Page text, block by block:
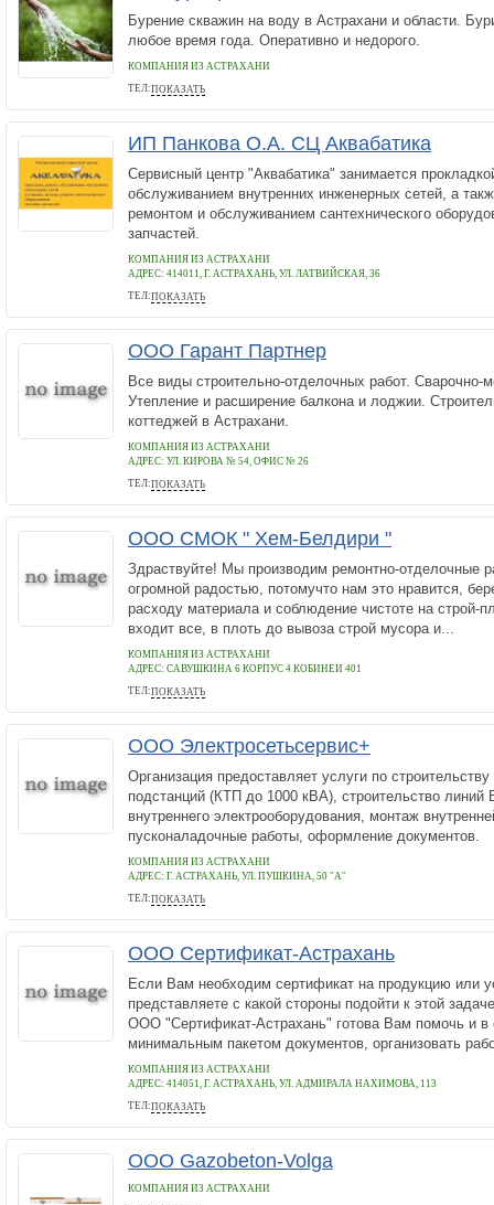
Бурение скважин на воду в Астрахани и области.
любое время года. Оперативно и недорого.
КОМПАНИЯ ИЗ АСТРАХАНИ
ТЕЛ:ПОКАЗАТЬ
89036814656
ИП Панкова О.А. СЦ Аквабатика
Сервисный центр "Аквабатика" занимается
обслуживанием внутренних инженерных сетей, а
ремонтом и обслуживанием сантехнического
запчастей.
КОМПАНИЯ ИЗ АСТРАХАНИ
АДРЕС: 414011, Г. АСТРАХАНЬ, УЛ. ЛАТВИЙСКАЯ, 36
ТЕЛ:ПОКАЗАТЬ
+7-977-496-33-09
ООО Гарант Партнер
Все виды строительно-отделочных работ. Сварочно-
Утепление и расширение балкона и лоджии.
коттеджей в Астрахани.
КОМПАНИЯ ИЗ АСТРАХАНИ
АДРЕС: УЛ. КИРОВА № 54, ОФИС № 26
ТЕЛ:ПОКАЗАТЬ
+7 9086101952
ООО СМОК " Хем-Белдири "
Здраствуйте! Мы производим ремонтно-отделочные
огромной радостью, потомучто нам это нравится,
расходу материала и соблюдение чистоте на строй-
входит все, в плоть до вывоза строй мусора и...
КОМПАНИЯ ИЗ АСТРАХАНИ
АДРЕС: САВУШКИНА 6 КОРПУС 4 КОБИНЕИ 401
ТЕЛ:ПОКАЗАТЬ
89608611149
ООО Электросетьсервис+
Организация предоставляет услуги по
подстанций (КТП до 1000 кВА), строительство
внутреннего электрооборудования, монтаж
пусконаладочные работы, оформление документов.
КОМПАНИЯ ИЗ АСТРАХАНИ
АДРЕС: Г. АСТРАХАНЬ, УЛ. ПУШКИНА, 50 "А"
ТЕЛ:ПОКАЗАТЬ
8-937-125-95-48
ООО Сертификат-Астрахань
Если Вам необходим сертификат на продукцию или
представляете с какой стороны подойти к этой
ООО "Сертификат-Астрахань" готова Вам помочь и в
минимальным пакетом документов, организовать
КОМПАНИЯ ИЗ АСТРАХАНИ
АДРЕС: 414051, Г. АСТРАХАНЬ, УЛ. АДМИРАЛА НАХИМОВА, 113
ТЕЛ:ПОКАЗАТЬ
+7 (904) 448-03-78
ООО Gazobeton-Volga
КОМПАНИЯ ИЗ АСТРАХАНИ